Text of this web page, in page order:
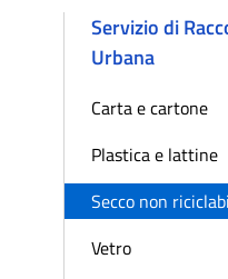
Servizio di
Urbana
Carta e cartone
Plastica e lattine
Secco non
Vetro